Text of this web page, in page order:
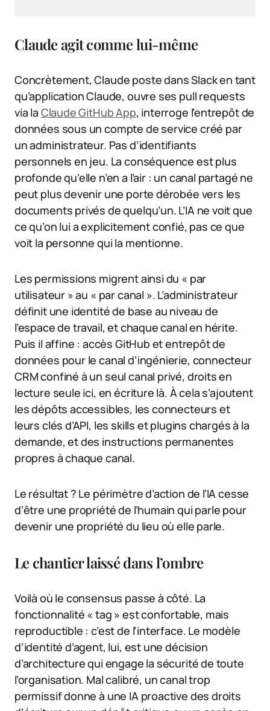
Claude agit comme lui-même
Concrètement, Claude poste dans Slack en tant
qu’application Claude, ouvre ses pull requests
via la Claude GitHub App, interroge l’entrepôt de
données sous un compte de service créé par
un administrateur. Pas d’identifiants
personnels en jeu. La conséquence est plus
profonde qu’elle n’en a l’air : un canal partagé ne
peut plus devenir une porte dérobée vers les
documents privés de quelqu’un. L’IA ne voit que
ce qu’on lui a explicitement confié, pas ce que
voit la personne qui la mentionne.
Les permissions migrent ainsi du « par
utilisateur » au « par canal ». L’administrateur
définit une identité de base au niveau de
l’espace de travail, et chaque canal en hérite.
Puis il affine : accès GitHub et entrepôt de
données pour le canal d’ingénierie, connecteur
CRM confiné à un seul canal privé, droits en
lecture seule ici, en écriture là. À cela s’ajoutent
les dépôts accessibles, les connecteurs et
leurs clés d’API, les skills et plugins chargés à la
demande, et des instructions permanentes
propres à chaque canal.
Le résultat ? Le périmètre d’action de l’IA cesse
d’être une propriété de l’humain qui parle pour
devenir une propriété du lieu où elle parle.
Le chantier laissé dans l’ombre
Voilà où le consensus passe à côté. La
fonctionnalité « tag » est confortable, mais
reproductible : c’est de l’interface. Le modèle
d’identité d’agent, lui, est une décision
d’architecture qui engage la sécurité de toute
l’organisation. Mal calibré, un canal trop
permissif donne à une IA proactive des droits